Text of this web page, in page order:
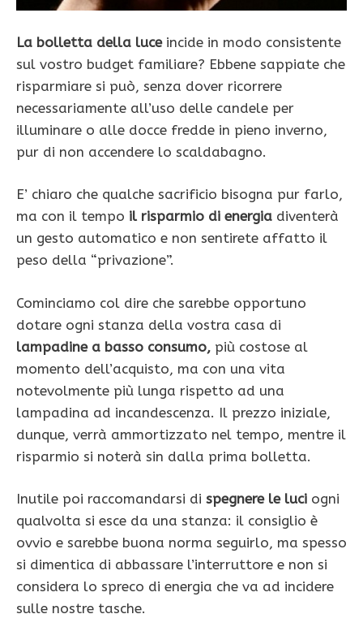
La bolletta della luceincide in modo consistente
sul vostro budget familiare? Ebbene sappiate che
risparmiare si può, senza dover ricorrere
necessariamente all’uso delle candele per
illuminare o alle docce fredde in pieno inverno,
pur di non accendere lo scaldabagno.
E’ chiaro che qualche sacrificio bisogna pur farlo,
ma con il tempo il risparmio di energia diventerà
un gesto automatico e non sentirete affatto il
peso della “privazione”.
Cominciamo col dire che sarebbe opportuno
dotare ogni stanza della vostra casa di
lampadine a basso consumo, più costose al
momento dell’acquisto, ma con una vita
notevolmente più lunga rispetto ad una
lampadina ad incandescenza. Il prezzo iniziale,
dunque, verrà ammortizzato nel tempo, mentre il
risparmio si noterà sin dalla prima bolletta.
Inutile poi raccomandarsi di spegnere le luci ogni
qualvolta si esce da una stanza: il consiglio è
ovvio e sarebbe buona norma seguirlo, ma spesso
si dimentica di abbassare l’interruttore e non si
considera lo spreco di energia che va ad incidere
sulle nostre tasche.